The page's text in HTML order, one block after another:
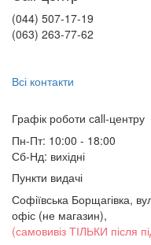
(044) 507-17-19
(063) 263-77-62
Всі контакти
Графік роботи сall-центру
Пн-Пт: 10:00 - 18:00
Сб-Нд: вихідні
Пункти видачі
Софіївська Борщагівка,
офіс (не магазин),
(самовивіз ТІЛЬКИ після